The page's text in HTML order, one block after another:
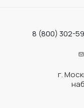
8 (800) 302-
г.